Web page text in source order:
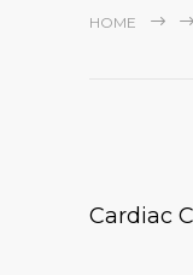
HOME
Cardiac